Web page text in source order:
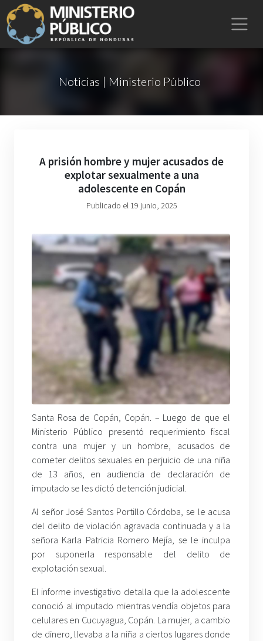
Noticias | Ministerio Público
A prisión hombre y mujer acusados de
explotar sexualmente a una
adolescente en Copán
Publicado el 19 junio, 2025
Santa Rosa de Copán, Copán. – Luego de que el
Ministerio Público presentó requerimiento fiscal
contra una mujer y un hombre, acusados de
cometer delitos sexuales en perjuicio de una niña
de 13 años, en audiencia de declaración de
imputado se les dictó detención judicial.
Al señor José Santos Portillo Córdoba, se le acusa
del delito de violación agravada continuada y a la
señora Karla Patricia Romero Mejía, se le inculpa
por suponerla responsable del delito de
explotación sexual.
El informe investigativo detalla que la adolescente
conoció al imputado mientras vendía objetos para
celulares en Cucuyagua, Copán. La mujer, a cambio
de dinero, llevaba a la niña a ciertos lugares donde